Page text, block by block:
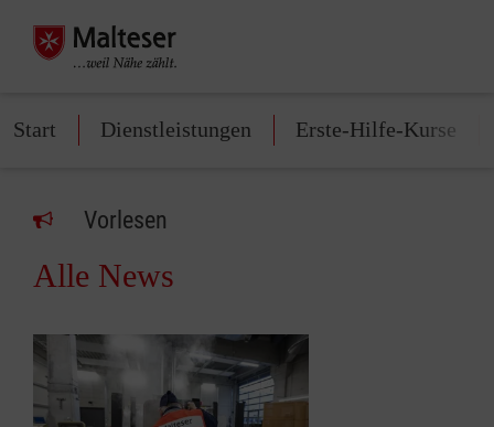
Start Dienstleistungen Erste-Hilfe-Kurse
Vorlesen
Alle News